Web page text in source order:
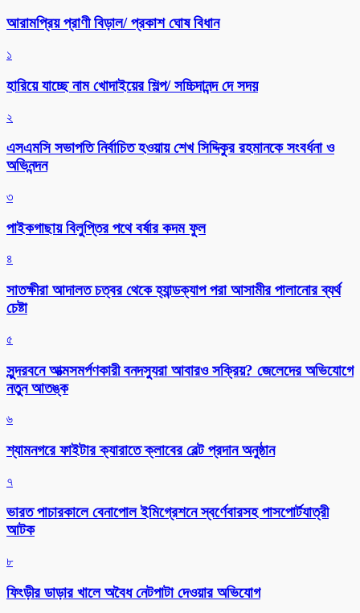
আরামপ্রিয় প্রাণী বিড়াল/ প্রকাশ ঘোষ বিধান
১
হারিয়ে যাচ্ছে নাম খোদাইয়ের শিল্প/ সচ্চিদানন্দ দে সদয়
২
এসএমসি সভাপতি নির্বাচিত হওয়ায় শেখ সিদ্দিকুর রহমানকে সংবর্ধনা ও
অভিনন্দন
৩
পাইকগাছায় বিলুপ্তির পথে বর্ষার কদম ফুল
৪
সাতক্ষীরা আদালত চত্বর থেকে হ্যান্ডক্যাপ পরা আসামীর পালানোর ব্যর্থ
চেষ্টা
৫
সুন্দরবনে আত্মসমর্পণকারী বনদস্যুরা আবারও সক্রিয়? জেলেদের অভিযোগে
নতুন আতঙ্ক
৬
শ্যামনগরে ফাইটার ক্যারাতে ক্লাবের বেল্ট প্রদান অনুষ্ঠান
৭
ভারত পাচারকালে বেনাপোল ইমিগ্রেশনে স্বর্ণেবারসহ পাসপোর্টযাত্রী
আটক
৮
ফিংড়ীর ডাড়ার খালে অবৈধ নেটপাটা দেওয়ার অভিযোগ